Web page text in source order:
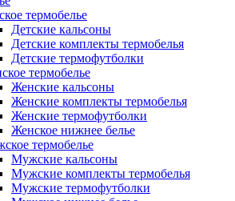
термобелье
Детские кальсоны
Детские комплекты термобелья
Детские термофутболки
термобелье
Женские кальсоны
Женские комплекты термобелья
Женские термофутболки
Женское нижнее белье
термобелье
Мужские кальсоны
Мужские комплекты термобелья
Мужские термофутболки